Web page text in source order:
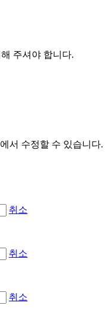
주셔야 합니다.
서 수정할 수 있습니다.
취소
취소
취소